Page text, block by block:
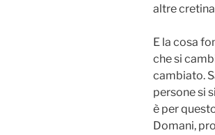
altre
E la cosa
che si
cambiato.
persone si
è per
Domani,